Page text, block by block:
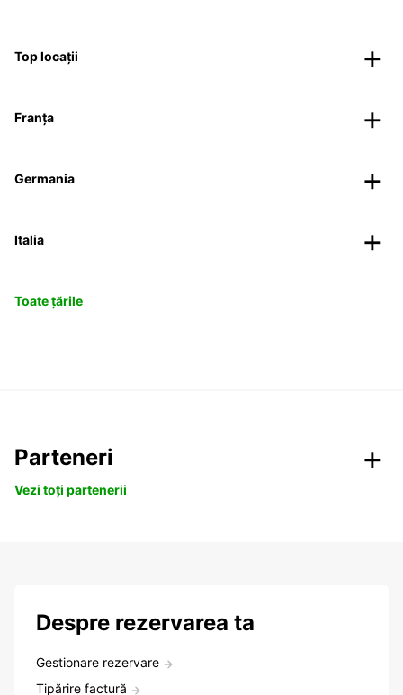
Top locații
Franța
Germania
Italia
Toate țările
Parteneri
Vezi toți partenerii
Despre rezervarea ta
Gestionare rezervare
Tipărire factură